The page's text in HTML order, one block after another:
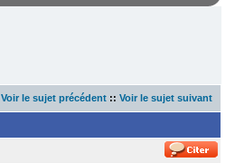
Voir le sujet précédent :: Voir le sujet suivant